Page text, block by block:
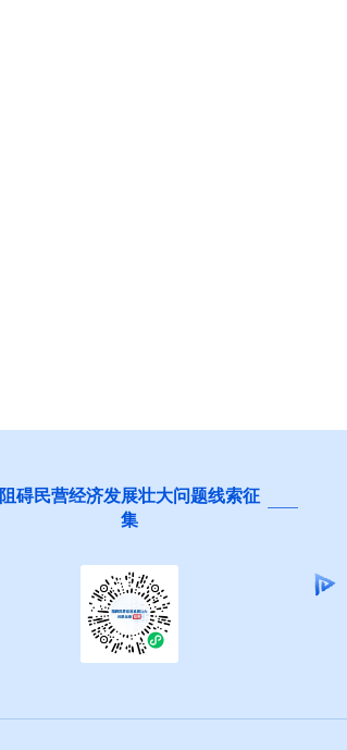
阻碍民营经济发展壮大问题线索征
集